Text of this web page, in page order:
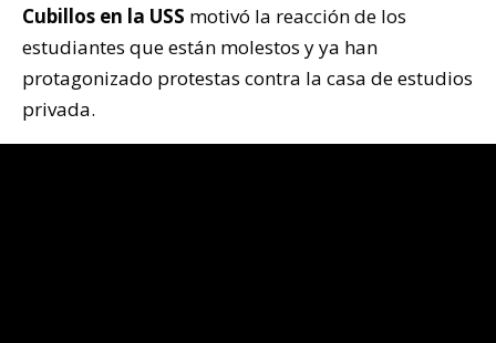
Cubillos en la USS motivó la reacción de los
estudiantes que están molestos y ya han
protagonizado protestas contra la casa de estudios
privada.